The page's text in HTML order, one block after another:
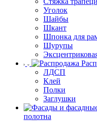
Уголок
Шайбы
Шкант
Шпонка для
Шурупы
ЛДСП
Клей
Полки
Заглушки
полотна